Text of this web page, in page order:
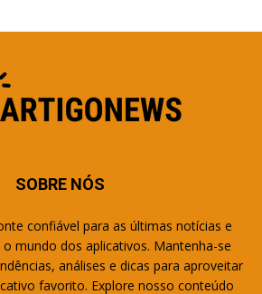
SOBRE NÓS
confiável para as últimas notícias e
mundo dos aplicativos. Mantenha-se
análises e dicas para aproveitar
favorito. Explore nosso conteúdo